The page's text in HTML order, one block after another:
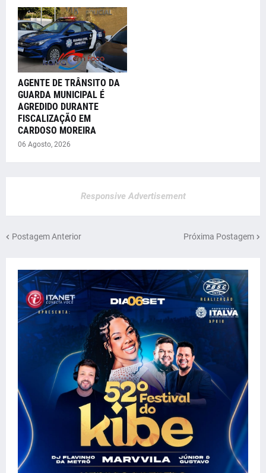
AGENTE DE TRÂNSITO DA
GUARDA MUNICIPAL É
AGREDIDO DURANTE
FISCALIZAÇÃO EM
CARDOSO MOREIRA
06 Agosto, 2026
Responsive Advertisement
Postagem Anterior Próxima Postagem